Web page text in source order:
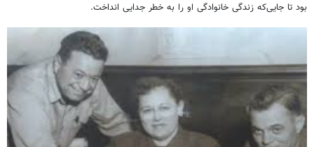
بود تا جایی‌که زندگی خانوادگی او را به خطر جدایی انداخت.